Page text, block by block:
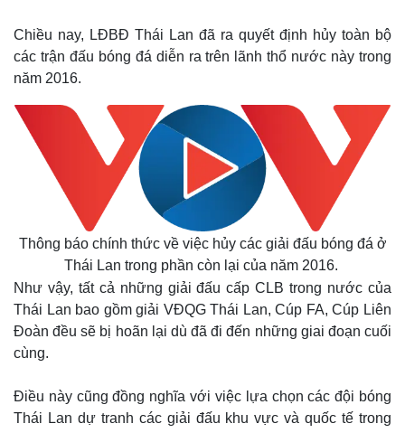
Chiều nay, LĐBĐ Thái Lan đã ra quyết định hủy toàn bộ
các trận đấu bóng đá diễn ra trên lãnh thổ nước này trong
năm 2016.
Thông báo chính thức về việc hủy các giải đấu bóng đá ở
Thái Lan trong phần còn lại của năm 2016.
Như vậy, tất cả những giải đấu cấp CLB trong nước của
Thái Lan bao gồm giải VĐQG Thái Lan, Cúp FA, Cúp Liên
Đoàn đều sẽ bị hoãn lại dù đã đi đến những giai đoạn cuối
cùng.
Điều này cũng đồng nghĩa với việc lựa chọn các đội bóng
Thái Lan dự tranh các giải đấu khu vực và quốc tế trong